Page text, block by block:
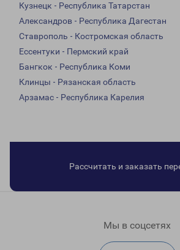
Кузнецк - Республика Татарстан
Александров - Республика Дагестан
Ставрополь - Костромская область
Ессентуки - Пермский край
Бангкок - Республика Коми
Клинцы - Рязанская область
Арзамас - Республика Карелия
Рассчитать и заказать
Мы в соцсетях